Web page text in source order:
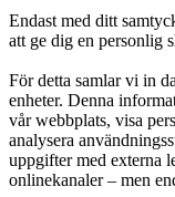
Endast med ditt
att ge dig en personlig
För detta samlar vi in
enheter. Denna
vår webbplats, visa
analysera
uppgifter med externa
onlinekanaler – men